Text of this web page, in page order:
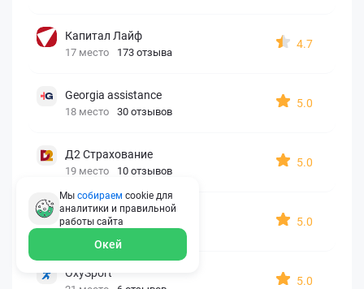
Капитал Лайф
17 место 173 отзыва
4.7
Georgia assistance
18 место 30 отзывов
5.0
Д2 Страхование
19 место 10 отзывов
5.0
АйАйСи
20 место 7 отзывов
5.0
OxySport
5.0
Мы собираем cookie для
аналитики и правильной
работы сайта
Окей